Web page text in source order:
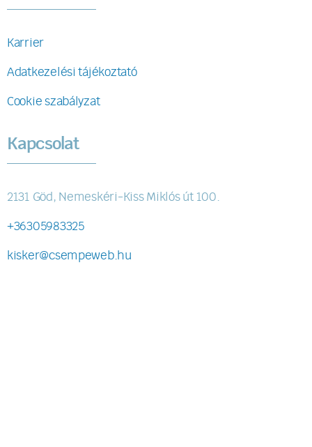
Karrier
Adatkezelési tájékoztató
Cookie szabályzat
Kapcsolat
2131 Göd, Nemeskéri-Kiss Miklós út 100.
+36305983325
kisker@csempeweb.hu